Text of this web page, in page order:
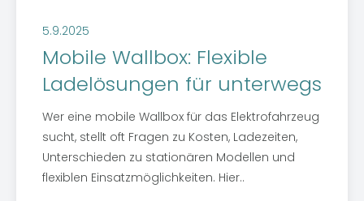
5.9.2025
Mobile Wallbox: Flexible
Ladelösungen für unterwegs
Wer eine mobile Wallbox für das Elektrofahrzeug
sucht, stellt oft Fragen zu Kosten, Ladezeiten,
Unterschieden zu stationären Modellen und
flexiblen Einsatzmöglichkeiten. Hier..